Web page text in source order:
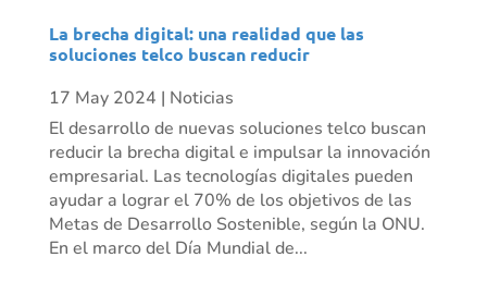
La brecha digital: una realidad que las
soluciones telco buscan reducir
17 May 2024 | Noticias
El desarrollo de nuevas soluciones telco buscan
reducir la brecha digital e impulsar la innovación
empresarial. Las tecnologías digitales pueden
ayudar a lograr el 70% de los objetivos de las
Metas de Desarrollo Sostenible, según la ONU.
En el marco del Día Mundial de...